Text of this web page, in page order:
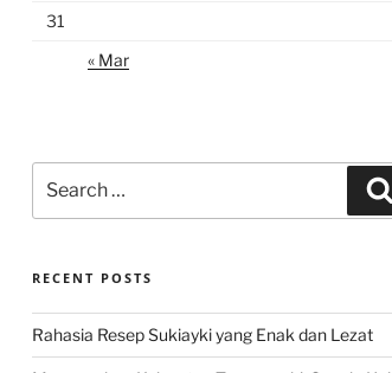
31
« Mar
for:
RECENT POSTS
Rahasia Resep Sukiayki yang Enak dan Lezat